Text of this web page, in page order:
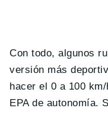
Con todo, algunos
versión más
hacer el 0 a 100
EPA de autonomía.